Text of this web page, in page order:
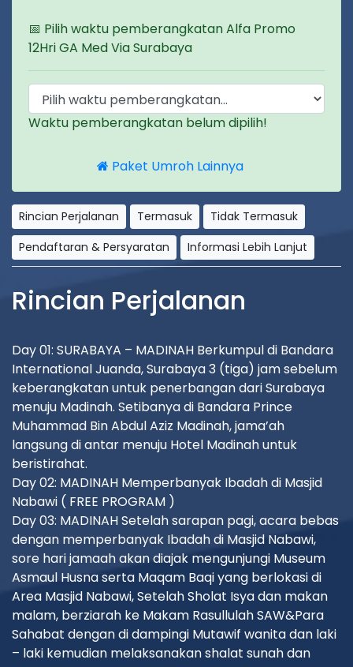
📅 Pilih waktu pemberangkatan Alfa Promo
12Hri GA Med Via Surabaya
Waktu pemberangkatan belum dipilih!
Paket Umroh Lainnya
Rincian Perjalanan Termasuk
Tidak Termasuk
Pendaftaran & Persyaratan
Informasi Lebih Lanjut
Rincian Perjalanan
Day 01: SURABAYA – MADINAH Berkumpul di Bandara
International Juanda, Surabaya 3 (tiga) jam sebelum
keberangkatan untuk penerbangan dari Surabaya
menuju Madinah. Setibanya di Bandara Prince
Muhammad Bin Abdul Aziz Madinah, jama’ah
langsung di antar menuju Hotel Madinah untuk
beristirahat.
Day 02: MADINAH Memperbanyak Ibadah di Masjid
Nabawi ( FREE PROGRAM )
Day 03: MADINAH Setelah sarapan pagi, acara bebas
dengan memperbanyak Ibadah di Masjid Nabawi,
sore hari jamaah akan diajak mengunjungi Museum
Asmaul Husna serta Maqam Baqi yang berlokasi di
Area Masjid Nabawi, Setelah Sholat Isya dan makan
malam, berziarah ke Makam Rasullulah SAW&Para
Sahabat dengan di dampingi Mutawif wanita dan laki
– laki kemudian melaksanakan shalat sunah dan